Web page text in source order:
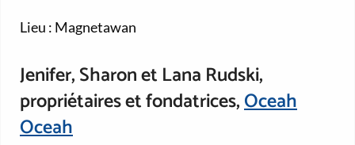
Lieu : Magnetawan
Jenifer, Sharon et Lana Rudski,
propriétaires et fondatrices,Oceah
Oceah